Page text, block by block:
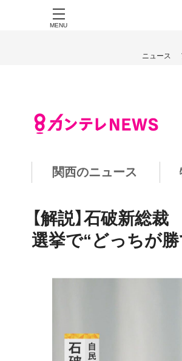
MENU
ニュース
関西のニュース
【解説】石破新総
選挙で“どっちが